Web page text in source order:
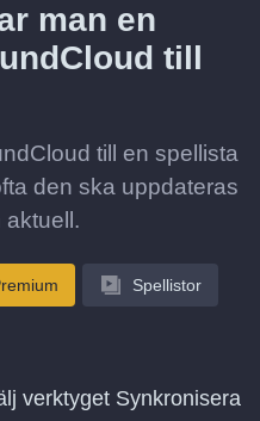
man en
till
till en spellista
den ska uppdateras
aktuell.
Spellistor
verktyget Synkronisera